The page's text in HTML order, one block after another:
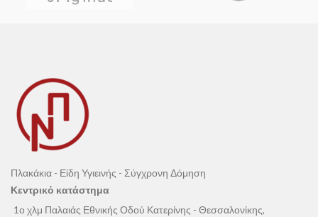
Πλακάκια - Είδη Υγιεινής - Σύγχρονη Δόμηση
Κεντρικό κατάστημα
1ο χλμ Παλαιάς Εθνικής Οδού Κατερίνης - Θεσσαλονίκης,